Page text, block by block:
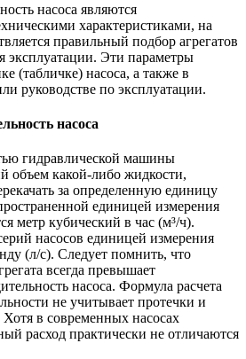
насоса являются
характеристиками, на
правильный подбор агрегатов
эксплуатации. Эти параметры
(табличке) насоса, а также в
руководстве по эксплуатации.
насоса
гидравлической машины
объем какой-либо жидкости,
за определенную единицу
единицей измерения
метр кубический в час (м³/ч).
насосов единицей измерения
(л/с). Следует помнить, что
всегда превышает
насоса. Формула расчета
не учитывает протечки и
в современных насосах
расход практически не отличаются